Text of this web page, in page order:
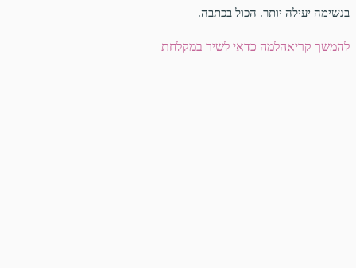
בנשימה יעילה יותר. הכול בכתבה.
להמשך קריאהלמה כדאי לשיר במקלחת